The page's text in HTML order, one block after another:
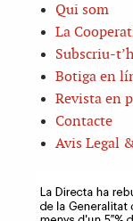
Qui som
La
Subscriu-
Botiga en
Revista en
Contacte
Avis Legal